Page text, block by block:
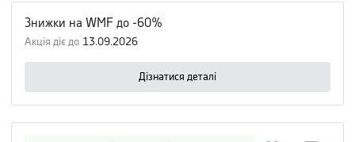
Знижки на WMF до -60%
Акція діє до 13.09.2026
Дізнатися деталі